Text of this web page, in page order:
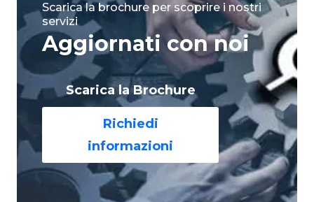
Scarica la brochure per scoprire i nostri
servizi
Aggiornati con noi
Scarica la Brochure
Richiedi
informazioni